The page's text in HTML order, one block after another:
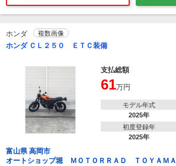
ホンダ 複数画像
ホンダ ＣＬ２５０ ＥＴＣ装備
支払総額
61万円
モデル年式
2025年
初度登録年
2025年
富山県 高岡市
オートショップ堀 ＭＯＴＯＲＲＡＤ ＴＯＹＡＭＡ